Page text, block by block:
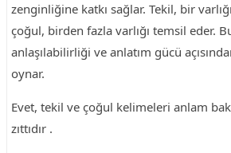
zenginliğine katkı sağlar. Tekil, bir
çoğul, birden fazla varlığı temsil eder.
anlaşılabilirliği ve anlatım gücü
oynar.
Evet, tekil ve çoğul kelimeleri anlam
zıttıdır .